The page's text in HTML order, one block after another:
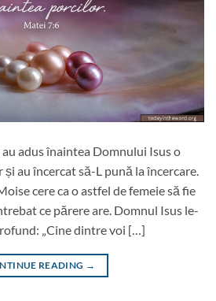
adus înaintea Domnului Isus o
au încercat să-L pună la încercare.
cere ca o astfel de femeie să fie
ce părere are. Domnul Isus le-
„Cine dintre voi […]
READING →